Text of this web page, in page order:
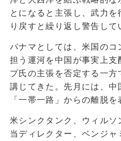
とになると主張し、武力
り戻すと繰り返し警告して
パナマとしては、米国の
担う運河を中国が事実上支
プ氏の主張を否定する一
講じてきた。先月には、中
「一帯一路」からの離脱を
米シンクタンク、ウィルソ
当ディレクター、ベンジ